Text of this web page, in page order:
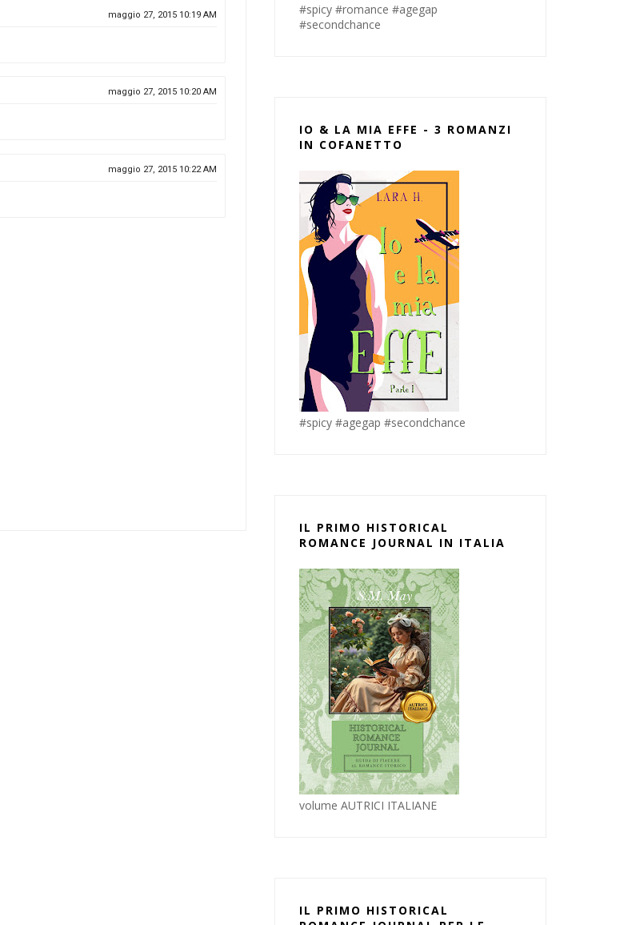
maggio 27, 2015 10:19 AM
maggio 27, 2015 10:20 AM
maggio 27, 2015 10:22 AM
#spicy #romance #agegap
#secondchance
IO & LA MIA EFFE - 3 ROMANZI
IN COFANETTO
#spicy #agegap #secondchance
IL PRIMO HISTORICAL
ROMANCE JOURNAL IN ITALIA
volume AUTRICI ITALIANE
IL PRIMO HISTORICAL